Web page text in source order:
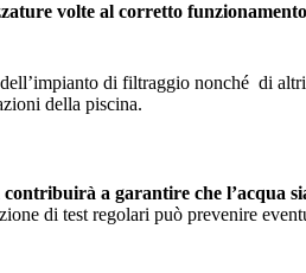
volte al corretto funzionamento
di filtraggio nonché di altri
della piscina.
a garantire che l’acqua
di test regolari può prevenire